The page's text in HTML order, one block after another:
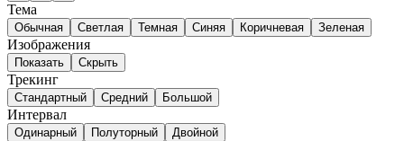
Тема
Обычная Светлая Темная Синяя Коричневая Зеленая
Изображения
Показать Скрыть
Трекинг
Стандартный Средний Большой
Интервал
Одинарный Полуторный Двойной